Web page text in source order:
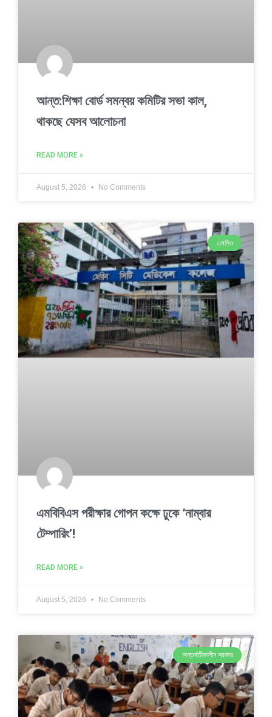
আন্ত:শিক্ষা বোর্ড সমন্বয় কমিটির সভা কাল,
থাকছে যেসব আলোচনা
READ MORE »
August 5, 2026 No Comments
এমপিও
এমবিবিএস পরীক্ষার গোপন কক্ষে ঢুকে ‘নাম্বার
টেম্পারিং’!
READ MORE »
August 5, 2026 No Comments
অন্তর্বর্তীকালীন সরকার